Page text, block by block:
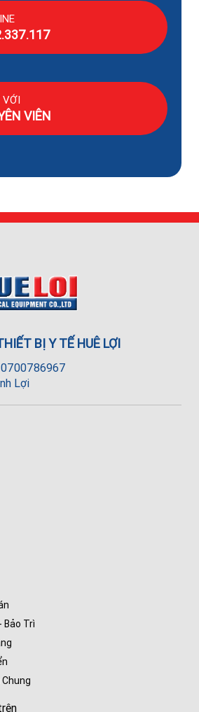
VỚI
VIÊN
BỊ Y TẾ HUÊ LỢI
Lợi
Bảo Trì